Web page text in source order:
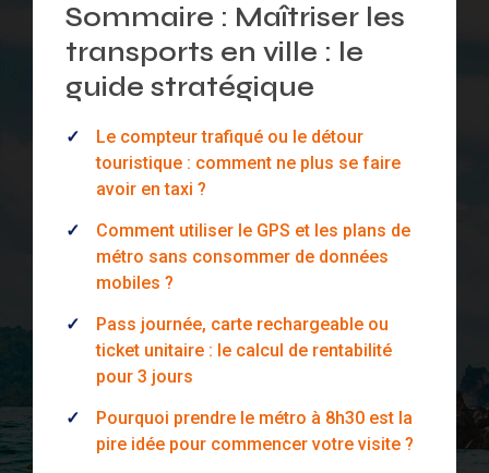
Sommaire : Maîtriser les
transports en ville : le
guide stratégique
Le compteur trafiqué ou le détour
touristique : comment ne plus se faire
avoir en taxi ?
Comment utiliser le GPS et les plans de
métro sans consommer de données
mobiles ?
Pass journée, carte rechargeable ou
ticket unitaire : le calcul de rentabilité
pour 3 jours
Pourquoi prendre le métro à 8h30 est la
pire idée pour commencer votre visite ?